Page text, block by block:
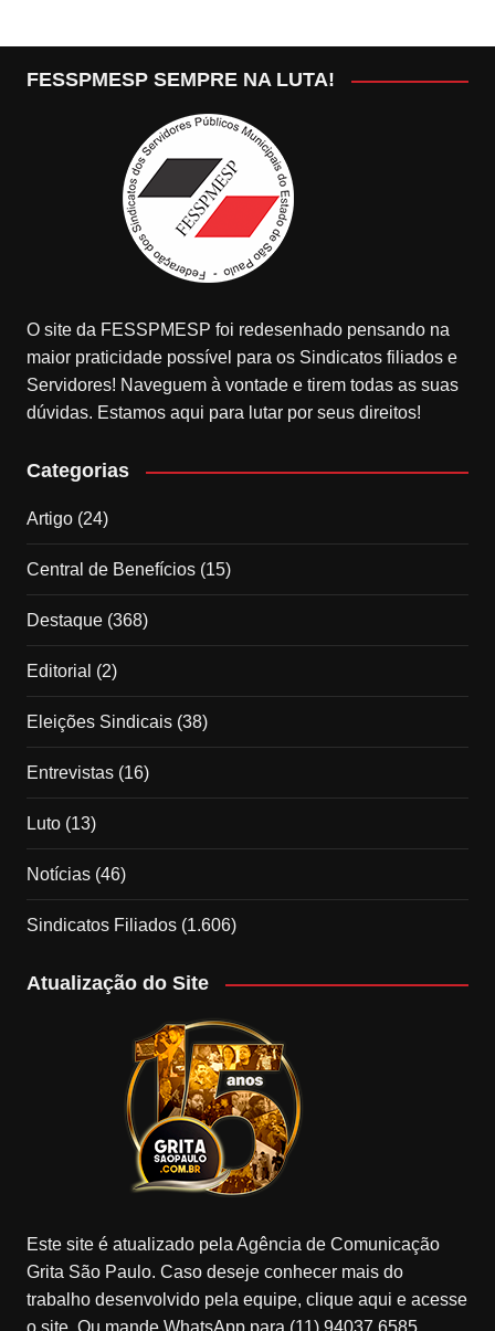
FESSPMESP SEMPRE NA LUTA!
O site da FESSPMESP foi redesenhado pensando na
maior praticidade possível para os Sindicatos filiados e
Servidores! Naveguem à vontade e tirem todas as suas
dúvidas. Estamos aqui para lutar por seus direitos!
Categorias
Artigo(24)
Central de Benefícios(15)
Destaque(368)
Editorial (2)
Eleições Sindicais(38)
Entrevistas(16)
Luto(13)
Notícias(46)
Sindicatos Filiados(1.606)
Atualização do Site
Este site é atualizado pela Agência de Comunicação
Grita São Paulo. Caso deseje conhecer mais do
trabalho desenvolvido pela equipe, clique aqui e acesse